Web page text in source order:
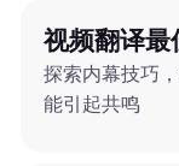
视频翻译最
探索内幕技巧
能引起共鸣